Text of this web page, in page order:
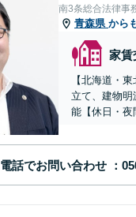
南3条総合法律事
青森県 から
家賃
【北海道・
立て、建物
能【休日・夜
電話でお問い合わせ